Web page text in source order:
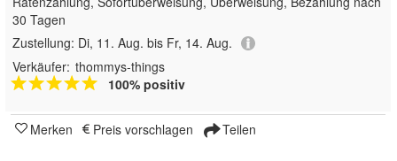
30 Tagen
Zustellung: Di, 11. Aug. bis Fr, 14. Aug.
Verkäufer: thommys-things
100% positiv
Merken Preis vorschlagen Teilen